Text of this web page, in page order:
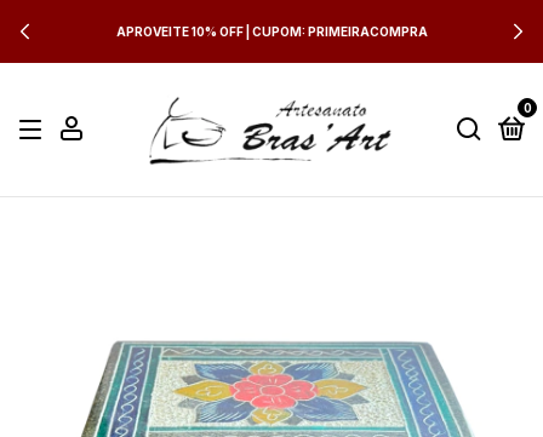
APROVEITE 10% OFF | CUPOM: PRIMEIRACOMPRA
0